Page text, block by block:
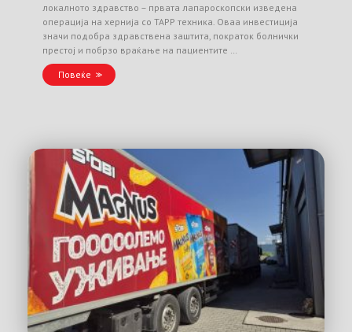
локалното здравство – првата лапароскопски изведена
операција на хернија со TAPP техника. Оваа инвестиција
значи подобра здравствена заштита, пократок болнички
престој и побрзо враќање на пациентите …
Повеќе